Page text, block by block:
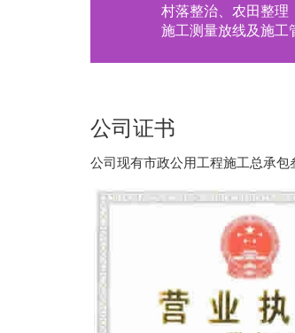
村落整治、农田整理
施工测量放线及施工
公司证书
公司现有市政公用工程施工总承包